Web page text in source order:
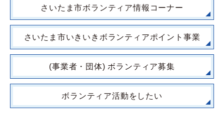
さいたま市ボランティア情報コーナー
さいたま市いきいきボランティアポイント事業
(事業者・団体) ボランティア募集
ボランティア活動をしたい